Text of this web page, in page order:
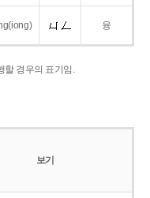
(iong) 융
할 경우의 표기임.
보기